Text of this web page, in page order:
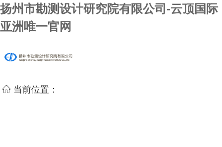
扬州市勘测设计研究院有限公司-云顶国际
亚洲唯一官网
当前位置：